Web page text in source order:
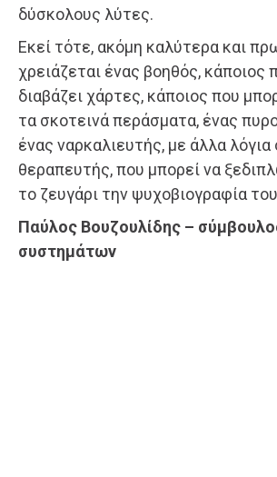
δύσκολους λύτες.
Εκεί τότε, ακόμη καλύτερα και
χρειάζεται ένας βοηθός, κάποιος
διαβάζει χάρτες, κάποιος που
τα σκοτεινά περάσματα, ένας
ένας ναρκαλιευτής, με άλλα
θεραπευτής, που μπορεί να
το ζευγάρι την ψυχοβιογραφία
Παύλος Βουζουλίδης –
συστημάτων